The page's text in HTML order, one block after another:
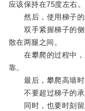
应该保持在75度左右。
然后，使用梯子的
双手紧握梯子的侧
散在两腿之间。
在攀爬的过程中，
靠。
最后，攀爬高墙时
不要超过梯子的承
同时，也要时刻留